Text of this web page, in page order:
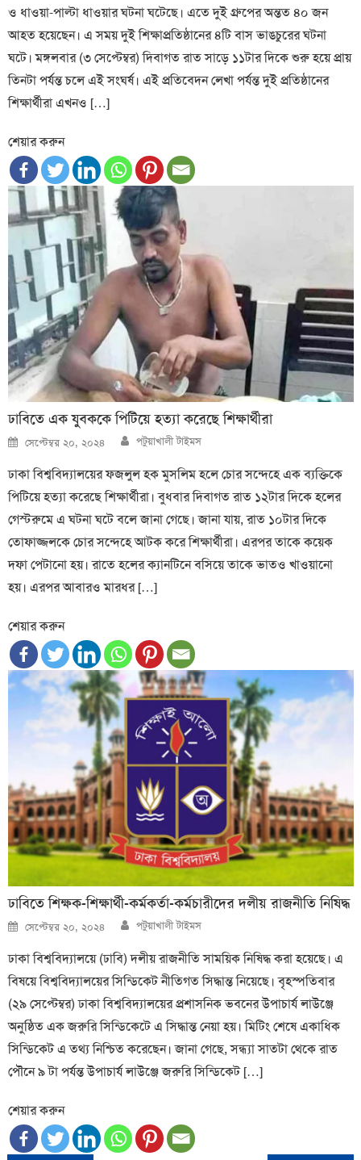
ও ধাওয়া-পাল্টা ধাওয়ার ঘটনা ঘটেছে। এতে দুই গ্রুপের অন্তত ৪০ জন
আহত হয়েছেন। এ সময় দুই শিক্ষাপ্রতিষ্ঠানের ৪টি বাস ভাঙচুরের ঘটনা
ঘটে। মঙ্গলবার (৩ সেপ্টেম্বর) দিবাগত রাত সাড়ে ১১টার দিকে শুরু হয়ে প্রায়
তিনটা পর্যন্ত চলে এই সংঘর্ষ। এই প্রতিবেদন লেখা পর্যন্ত দুই প্রতিষ্ঠানের
শিক্ষার্থীরা এখনও […]
শেয়ার করুন
ঢাবিতে এক যুবককে পিটিয়ে হত্যা করেছে শিক্ষার্থীরা
Posted
on
সেপ্টেম্বর ২০, ২০২৪ Author
পটুয়াখালী টাইমস
ঢাকা বিশ্ববিদ্যালয়ের ফজলুল হক মুসলিম হলে চোর সন্দেহে এক ব্যক্তিকে
পিটিয়ে হত্যা করেছে শিক্ষার্থীরা। বুধবার দিবাগত রাত ১২টার দিকে হলের
গেস্টরুমে এ ঘটনা ঘটে বলে জানা গেছে। জানা যায়, রাত ১০টার দিকে
তোফাজ্জলকে চোর সন্দেহে আটক করে শিক্ষার্থীরা। এরপর তাকে কয়েক
দফা পেটানো হয়। রাতে হলের ক্যানটিনে বসিয়ে তাকে ভাতও খাওয়ানো
হয়। এরপর আবারও মারধর […]
শেয়ার করুন
ঢাবিতে শিক্ষক-শিক্ষার্থী-কর্মকর্তা-কর্মচারীদের দলীয় রাজনীতি নিষিদ্ধ
Posted
on
সেপ্টেম্বর ২০, ২০২৪ Author
পটুয়াখালী টাইমস
ঢাকা বিশ্ববিদ্যালয়ে (ঢাবি) দলীয় রাজনীতি সাময়িক নিষিদ্ধ করা হয়েছে। এ
বিষয়ে বিশ্ববিদ্যালয়ের সিন্ডিকেট নীতিগত সিদ্ধান্ত নিয়েছে। বৃহস্পতিবার
(২৯ সেপ্টেম্বর) ঢাকা বিশ্ববিদ্যালয়ের প্রশাসনিক ভবনের উপাচার্য লাউঞ্জে
অনুষ্ঠিত এক জরুরি সিন্ডিকেটে এ সিদ্ধান্ত নেয়া হয়। মিটিং শেষে একাধিক
সিন্ডিকেট এ তথ্য নিশ্চিত করেছেন। জানা গেছে, সন্ধ্যা সাতটা থেকে রাত
পৌনে ৯ টা পর্যন্ত উপাচার্য লাউঞ্জে জরুরি সিন্ডিকেট […]
শেয়ার করুন